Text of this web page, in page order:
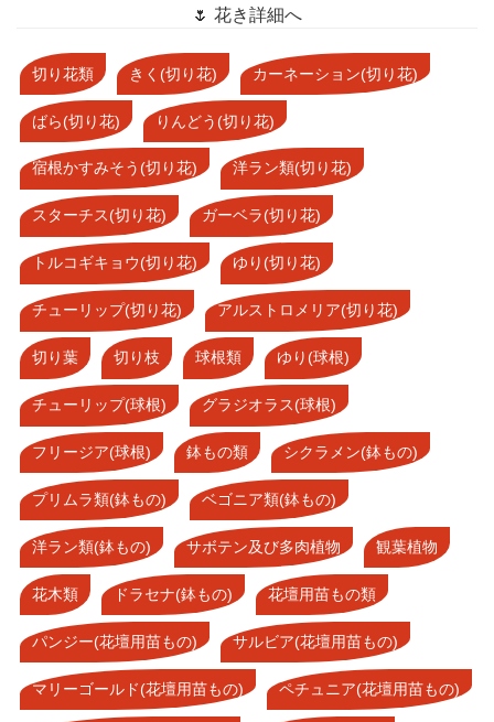
🌷 花き詳細へ
切り花類 きく(切り花) カーネーション(切り花)
ばら(切り花) りんどう(切り花)
宿根かすみそう(切り花) 洋ラン類(切り花)
スターチス(切り花) ガーベラ(切り花)
トルコギキョウ(切り花) ゆり(切り花)
チューリップ(切り花) アルストロメリア(切り花)
切り葉 切り枝 球根類 ゆり(球根)
チューリップ(球根) グラジオラス(球根)
フリージア(球根) 鉢もの類 シクラメン(鉢もの)
プリムラ類(鉢もの) ベゴニア類(鉢もの)
洋ラン類(鉢もの) サボテン及び多肉植物 観葉植物
花木類 ドラセナ(鉢もの) 花壇用苗もの類
パンジー(花壇用苗もの) サルビア(花壇用苗もの)
マリーゴールド(花壇用苗もの) ペチュニア(花壇用苗もの)